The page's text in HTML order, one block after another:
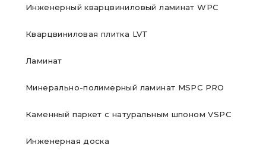
Инженерный кварцвиниловый ламинат WPC
Кварцвиниловая плитка LVT
Ламинат
Минерально-полимерный ламинат MSPC PRO
Каменный паркет с натуральным шпоном VSPC
Инженерная доска